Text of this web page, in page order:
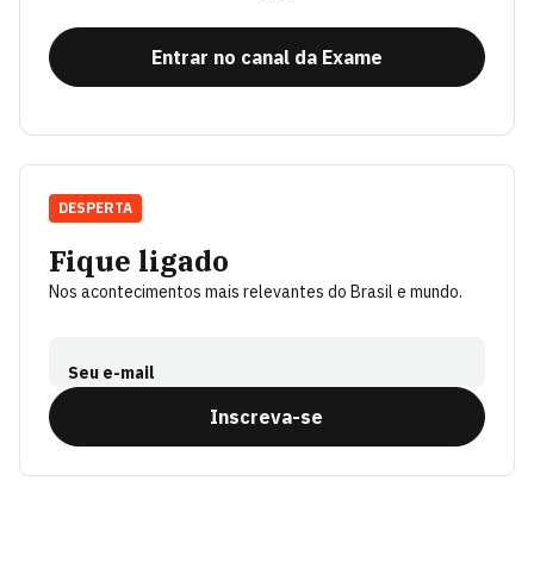
Entrar no canal da Exame
Fique ligado
Nos acontecimentos mais relevantes do Brasil e mundo.
Seu e-mail
Inscreva-se
DESPERTA